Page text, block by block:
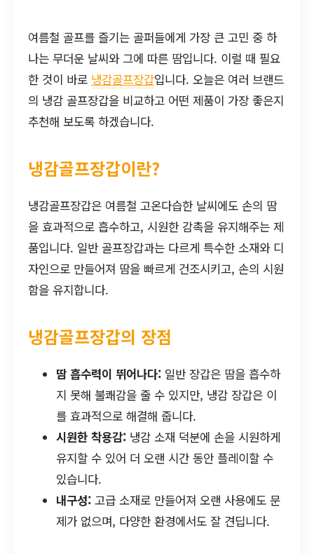
여름철 골프를 즐기는 골퍼들에게 가장 큰 고민 중 하
나는 무더운 날씨와 그에 따른 땀입니다. 이럴 때 필요
한 것이 바로 냉감골프장갑입니다. 오늘은 여러 브랜드
의 냉감 골프장갑을 비교하고 어떤 제품이 가장 좋은지
추천해 보도록 하겠습니다.
냉감골프장갑이란?
냉감골프장갑은 여름철 고온다습한 날씨에도 손의 땀
을 효과적으로 흡수하고, 시원한 감촉을 유지해주는 제
품입니다. 일반 골프장갑과는 다르게 특수한 소재와 디
자인으로 만들어져 땀을 빠르게 건조시키고, 손의 시원
함을 유지합니다.
냉감골프장갑의 장점
땀 흡수력이 뛰어나다: 일반 장갑은 땀을 흡수하
지 못해 불쾌감을 줄 수 있지만, 냉감 장갑은 이
를 효과적으로 해결해 줍니다.
시원한 착용감: 냉감 소재 덕분에 손을 시원하게
유지할 수 있어 더 오랜 시간 동안 플레이할 수
있습니다.
내구성: 고급 소재로 만들어져 오랜 사용에도 문
제가 없으며, 다양한 환경에서도 잘 견딥니다.